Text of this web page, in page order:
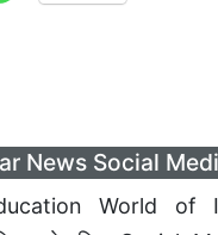
News Social
World of